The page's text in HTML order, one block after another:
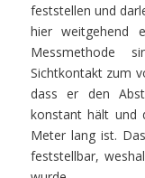
feststellen und
hier weitgehend
Messmethode
Sichtkontakt zum
dass er den
konstant hält und
Meter lang ist.
feststellbar,